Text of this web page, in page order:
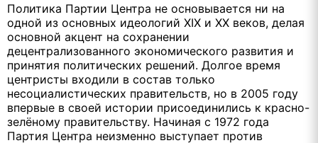
Политика Партии Центра не основывается ни на
одной из основных идеологий XIX и XX веков, делая
основной акцент на сохранении
децентрализованного экономического развития и
принятия политических решений. Долгое время
центристы входили в состав только
несоциалистических правительств, но в 2005 году
впервые в своей истории присоединились к красно-
зелёному правительству. Начиная с 1972 года
Партия Центра неизменно выступает против